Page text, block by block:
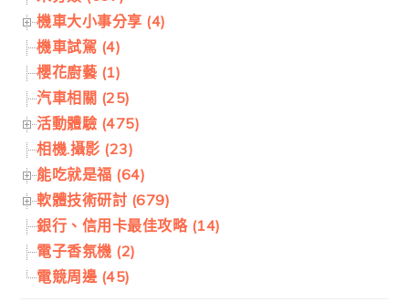
機車大小事分享 (4)
機車試駕 (4)
櫻花廚藝 (1)
汽車相關 (25)
活動體驗 (475)
相機.攝影 (23)
能吃就是福 (64)
軟體技術研討 (679)
銀行、信用卡最佳攻略 (14)
電子香氛機 (2)
電競周邊 (45)